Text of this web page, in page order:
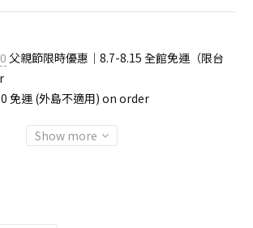
父親節限時優惠｜8.7-8.15 全館免運（限台
免運 (外島不適用) on order
Show more